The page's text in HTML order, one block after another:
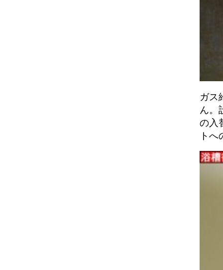
ガス
ん。
の入
ト